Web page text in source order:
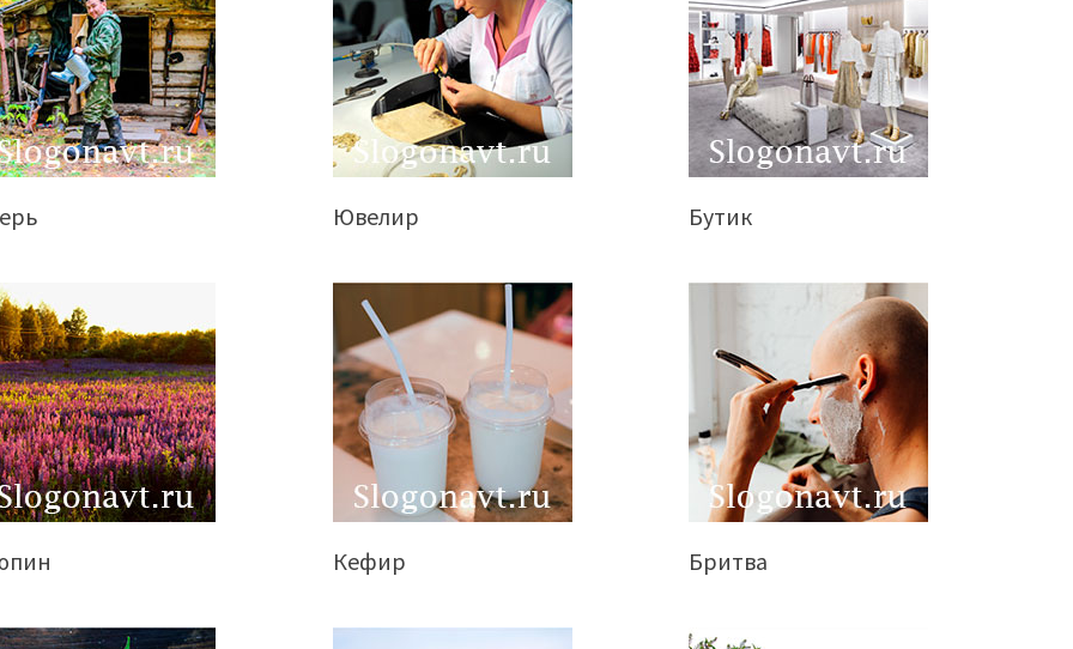
Ювелир Бутик
Кефир Бритва